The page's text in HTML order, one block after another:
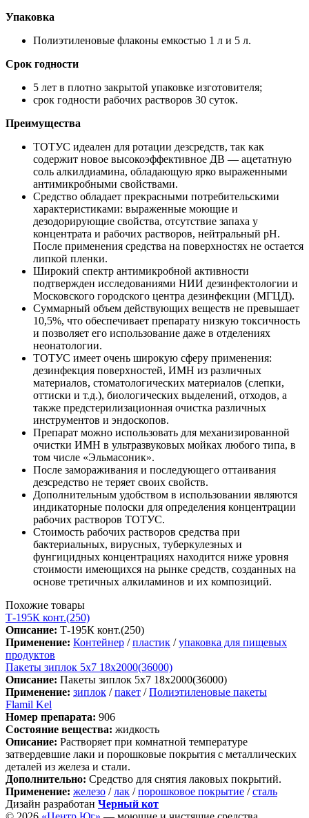
Упаковка
Полиэтиленовые флаконы емкостью 1 л и 5 л.
Срок годности
5 лет в плотно закрытой упаковке изготовителя;
срок годности рабочих растворов 30 суток.
Преимущества
ТОТУС идеален для ротации дезсредств, так как
содержит новое высокоэффективное ДВ — ацетатную
соль алкилдиамина, обладающую ярко выраженными
антимикробными свойствами.
Средство обладает прекрасными потребительскими
характеристиками: выраженные моющие и
дезодорирующие свойства, отсутствие запаха у
концентрата и рабочих растворов, нейтральный рН.
После применения средства на поверхностях не остается
липкой пленки.
Широкий спектр антимикробной активности
подтвержден исследованиями НИИ дезинфектологии и
Московского городского центра дезинфекции (МГЦД).
Суммарный объем действующих веществ не превышает
10,5%, что обеспечивает препарату низкую токсичность
и позволяет его использование даже в отделениях
неонатологии.
ТОТУС имеет очень широкую сферу применения:
дезинфекция поверхностей, ИМН из различных
материалов, стоматологических материалов (слепки,
оттиски и т.д.), биологических выделений, отходов, а
также предстерилизационная очистка различных
инструментов и эндоскопов.
Препарат можно использовать для механизированной
очистки ИМН в ультразвуковых мойках любого типа, в
том числе «Эльмасоник».
После замораживания и последующего оттаивания
дезсредство не теряет своих свойств.
Дополнительным удобством в использовании являются
индикаторные полоски для определения концентрации
рабочих растворов ТОТУС.
Стоимость рабочих растворов средства при
бактериальных, вирусных, туберкулезных и
фунгицидных концентрациях находится ниже уровня
стоимости имеющихся на рынке средств, созданных на
основе третичных алкиламинов и их композиций.
Похожие товары
Т-195К конт.(250)
Описание: Т-195К конт.(250)
Применение: Контейнер /пластик /упаковка для пищевых
продуктов
Пакеты зиплок 5х7 18х2000(36000)
Описание: Пакеты зиплок 5х7 18х2000(36000)
Применение: зиплок /пакет /Полиэтиленовые пакеты
Flamil Kel
Номер препарата: 906
Состояние вещества: жидкость
Описание: Растворяет при комнатной температуре
затвердевшие лаки и порошковые покрытия с металлических
деталей из железа и стали.
Дополнительно: Средство для снятия лаковых покрытий.
Применение: железо /лак /порошковое покрытие /сталь
Дизайн разработан Черный кот